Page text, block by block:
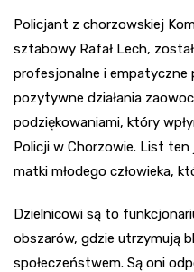
Policjant z chorzowskiej
sztabowy Rafał Lech,
profesjonalne i empatyczne
pozytywne działania
podziękowaniami, który
Policji w Chorzowie. List
matki młodego człowieka,
Dzielnicowi są to
obszarów, gdzie utrzymują
społeczeństwem. Są oni